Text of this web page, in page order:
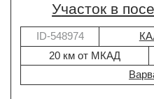
участок в
ID-548974
20 км от МКАД